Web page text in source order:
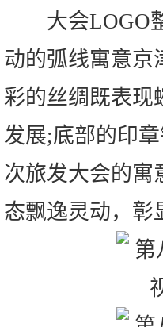
大会LOGO整
动的弧线寓意京
彩的丝绸既表现
发展;底部的印
次旅发大会的寓
态飘逸灵动，彰